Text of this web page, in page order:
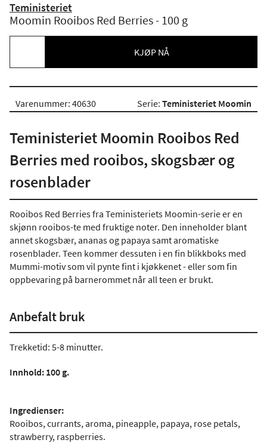
Teministeriet
Moomin Rooibos Red Berries - 100 g
KJØP NÅ
Varenummer: 40630 Serie: Teministeriet Moomin
Teministeriet Moomin Rooibos Red
Berries med rooibos, skogsbær og
rosenblader
Rooibos Red Berries fra Teministeriets Moomin-serie er en
skjønn rooibos-te med fruktige noter. Den inneholder blant
annet skogsbær, ananas og papaya samt aromatiske
rosenblader. Teen kommer dessuten i en fin blikkboks med
Mummi-motiv som vil pynte fint i kjøkkenet - eller som fin
oppbevaring på barnerommet når all teen er brukt.
Anbefalt bruk
Trekketid: 5-8 minutter.
Innhold: 100 g.
Ingredienser:
Rooibos, currants, aroma, pineapple, papaya, rose petals,
strawberry, raspberries.